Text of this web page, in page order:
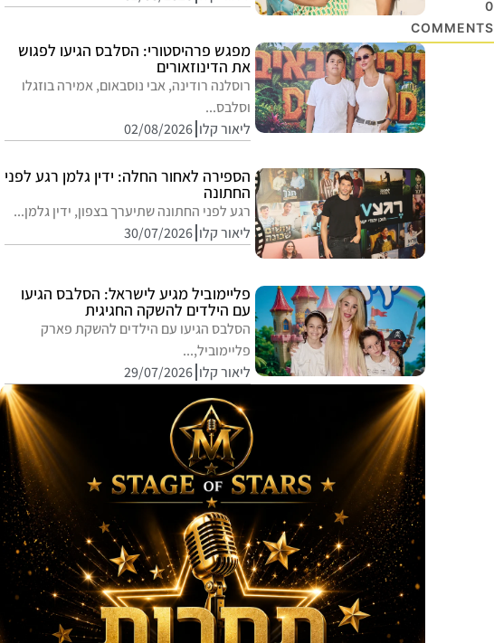
0
COMMENTS
מפגש פרהיסטורי: הסלבס הגיעו לפגוש
את הדינוזאורים
רוסלנה רודינה, אבי נוסבאום, אמירה בוזגלו
וסלבס...
ליאור קלו 02/08/2026
הספירה לאחור החלה: ידין גלמן רגע לפני
החתונה
רגע לפני החתונה שתיערך בצפון, ידין גלמן...
ליאור קלו 30/07/2026
פליימוביל מגיע לישראל: הסלבס הגיעו
עם הילדים להשקה החגיגית
הסלבס הגיעו עם הילדים להשקת פארק
פליימוביל,...
ליאור קלו 29/07/2026